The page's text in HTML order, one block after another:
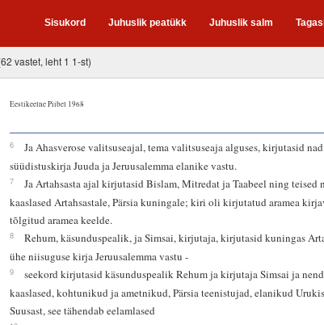
Sisukord Juhuslik peatükk Juhuslik salm
vastet, leht 1 1-st)
Eestikeelne Piibel 1968
6
Ja Ahasverose valitsuseajal, tema valitsuseaja alguses, kirjutasid nad
süüdistuskirja Juuda ja Jeruusalemma elanike vastu.
7
Ja Artahsasta ajal kirjutasid Bislam, Mitredat ja Taabeel ning teised
kaaslased Artahsastale, Pärsia kuningale; kiri oli kirjutatud aramea
tõlgitud aramea keelde.
8
Rehum, käsunduspealik, ja Simsai, kirjutaja, kirjutasid kuningas
ühe niisuguse kirja Jeruusalemma vastu -
9
seekord kirjutasid käsunduspealik Rehum ja kirjutaja Simsai ja
kaaslased, kohtunikud ja ametnikud, Pärsia teenistujad, elanikud
Suusast, see tähendab eelamlased